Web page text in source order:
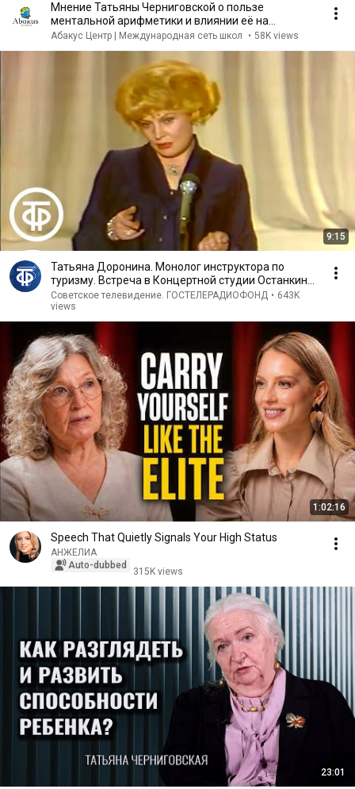
Мнение Татьяны Черниговской о пользе
ментальной арифметики и влиянии её на
развитие ребенка
Абакус Центр | Международная сеть школ • 58K views
9:15
Татьяна Доронина. Монолог инструктора по
туризму. Встреча в Концертной студии Останкино
(1982)
Советское телевидение. ГОСТЕЛЕРАДИОФОНД • 643K
views
1:02:16
Speech That Quietly Signals Your High Status
АНЖЕЛИА
Auto-dubbed
315K views
23:01